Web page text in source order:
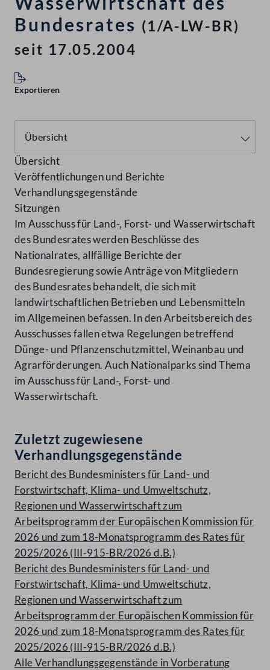
Bundesrates (1/A-LW-BR)
seit 17.05.2004
Exportieren
Übersicht
Veröffentlichungen und Berichte
Verhandlungsgegenstände
Sitzungen
Im Ausschuss für Land-, Forst- und Wasserwirtschaft
des Bundesrates werden Beschlüsse des
Nationalrates, allfällige Berichte der
Bundesregierung sowie Anträge von Mitgliedern
des Bundesrates behandelt, die sich mit
landwirtschaftlichen Betrieben und Lebensmitteln
im Allgemeinen befassen. In den Arbeitsbereich des
Ausschusses fallen etwa Regelungen betreffend
Dünge- und Pflanzenschutzmittel, Weinanbau und
Agrarförderungen. Auch Nationalparks sind Thema
im Ausschuss für Land-, Forst- und
Wasserwirtschaft.
Zuletzt zugewiesene
Verhandlungsgegenstände
Bericht des Bundesministers für Land- und
Forstwirtschaft, Klima- und Umweltschutz,
Regionen und Wasserwirtschaft zum
Arbeitsprogramm der Europäischen Kommission für
2026 und zum 18-Monatsprogramm des Rates für
2025/2026 (III-915-BR/2026 d.B.)
Bericht des Bundesministers für Land- und
Forstwirtschaft, Klima- und Umweltschutz,
Regionen und Wasserwirtschaft zum
Arbeitsprogramm der Europäischen Kommission für
2026 und zum 18-Monatsprogramm des Rates für
2025/2026 (III-915-BR/2026 d.B.)
Alle Verhandlungsgegenstände in Vorberatung